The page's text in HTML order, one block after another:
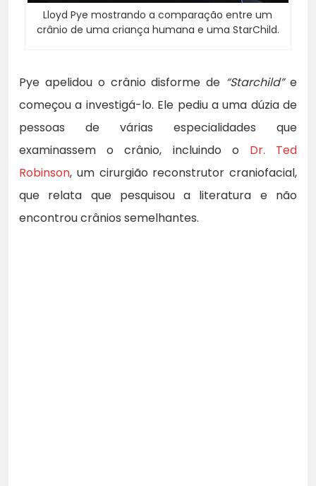
Lloyd Pye mostrando a comparação entre um
crânio de uma criança humana e uma StarChild.
Pye apelidou o crânio disforme de “Starchild”e
começou a investigá-lo. Ele pediu a uma dúzia de
pessoas de várias especialidades que
examinassem o crânio, incluindo o Dr. Ted
Robinson, um cirurgião reconstrutor craniofacial,
que relata que pesquisou a literatura e não
encontrou crânios semelhantes.